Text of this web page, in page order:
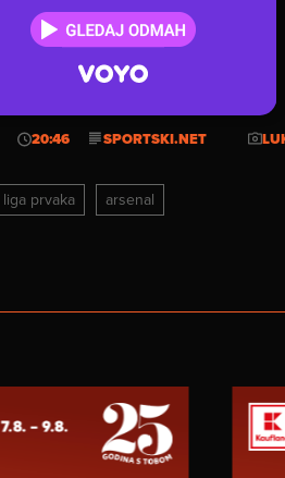
20:46 SPORTSKI.NET
liga prvaka arsenal